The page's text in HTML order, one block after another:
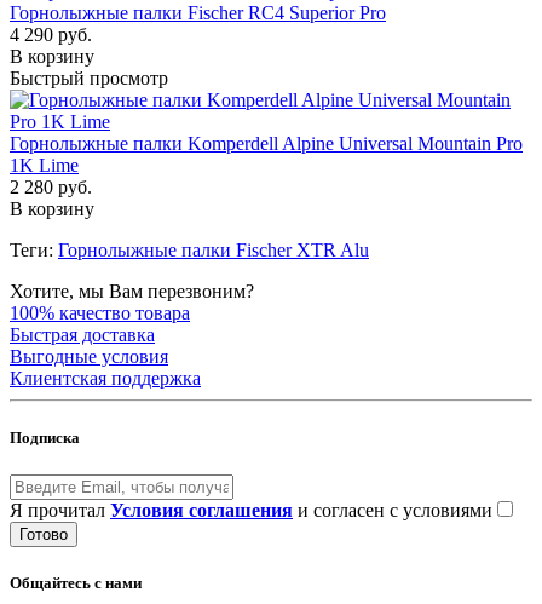
Горнолыжные палки Fischer RC4 Superior Pro
4 290 руб.
В корзину
Быстрый просмотр
Горнолыжные палки Komperdell Alpine Universal Mountain Pro
1K Lime
2 280 руб.
В корзину
Теги: Горнолыжные палки Fischer XTR Alu
Хотите, мы Вам перезвоним?
100% качество товара
Быстрая доставка
Выгодные условия
Клиентская поддержка
Подписка
Я прочитал Условия соглашения и согласен с условиями
Готово
Общайтесь с нами